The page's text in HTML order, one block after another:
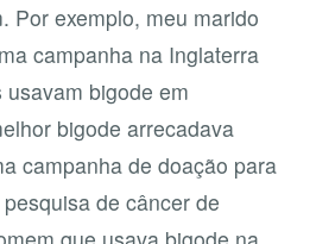
Por exemplo, meu marido
campanha na Inglaterra
bigode em
bigode arrecadava
campanha de doação para
de câncer de